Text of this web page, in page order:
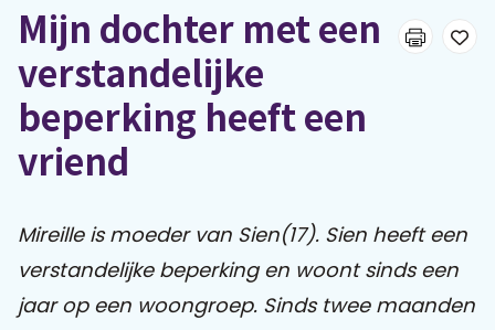
Leren & ontmoeten
Webinars
E-learnings
Themabijeenkomsten
Praat mee
Mijn dochter met een
verstandelijke
beperking heeft een
vriend
Mireille is moeder van Sien(17). Sien heeft een
verstandelijke beperking en woont sinds een
jaar op een woongroep. Sinds twee maanden